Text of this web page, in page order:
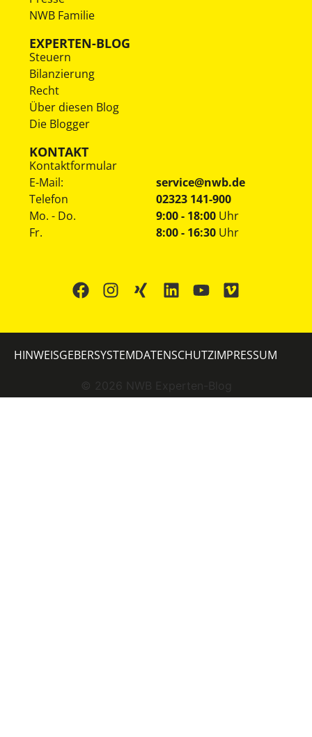
NWB Familie
EXPERTEN-BLOG
Steuern
Bilanzierung
Recht
Über diesen Blog
Die Blogger
KONTAKT
Kontaktformular
E-Mail:
service@nwb.de
Telefon
02323 141-900
Mo. - Do.
Fr.
9:00 - 18:00 Uhr
8:00 - 16:30 Uhr
© 2026 NWB Experten-Blog
HINWEISGEBERSYSTEMDATENSCHUTZIMPRESSUM